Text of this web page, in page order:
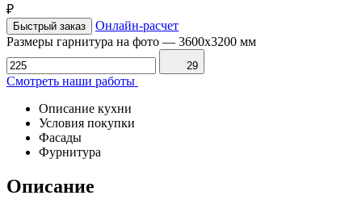
₽
Быстрый заказ
Онлайн-расчет
Размеры гарнитура на фото — 3600x3200 мм
29
Смотреть наши работы
Описание кухни
Условия покупки
Фасады
Фурнитура
Описание